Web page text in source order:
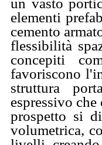
un vasto
elementi
cemento
flessibilità
concepiti
favoriscono
struttura
espressivo
prospetto si
volumetrica,